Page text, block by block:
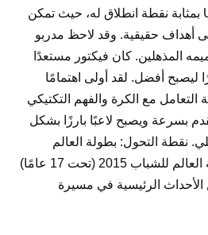
أكاديمية Ultimate Strikers بمثابة نقطة انطلاق له، حيث تمكن
أهداف حقيقية. وقد لاحظ مدربو
المذهلين. كان فيكتور مستعدًا
ليصبح أفضل. لقد أولى اهتمامًا
التعامل مع الكرة والفهم التكتيكي
بسرعة ويصبح لاعبًا بارزًا بشكل
نقطة التحول: بطولة العالم
للشباب 2015 كانت بطولة العالم للشباب 2015 (تحت 17 عامًا)
الرئيسية في مسيرة